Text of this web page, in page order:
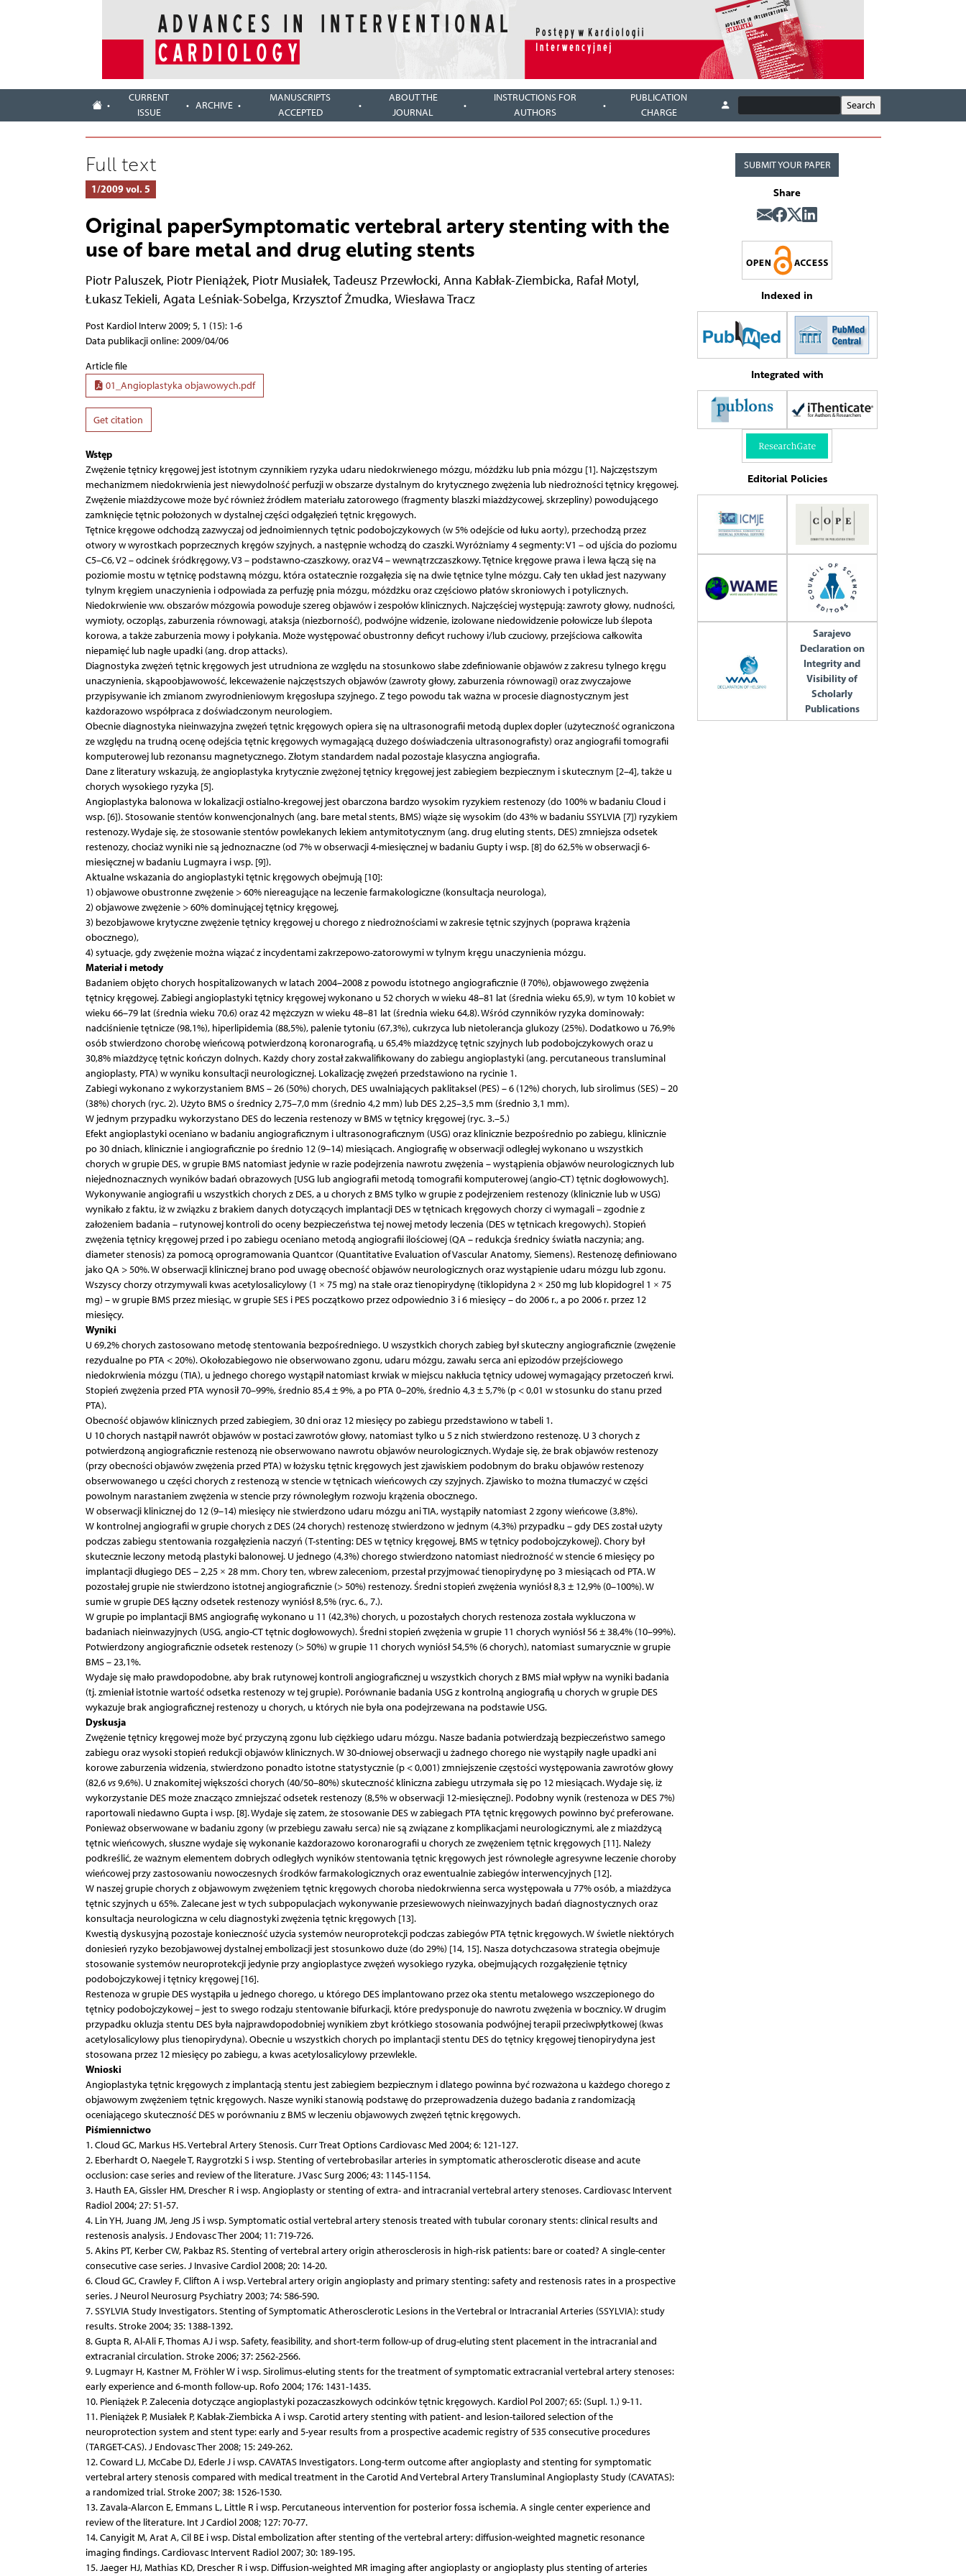
CURRENT
ISSUE
ARCHIVE
MANUSCRIPTS
ACCEPTED
ABOUT THE
JOURNAL
INSTRUCTIONS FOR
AUTHORS
PUBLICATION
CHARGE
Full text
1/2009 vol. 5
Original paperSymptomatic vertebral artery stenting with the
use of bare metal and drug eluting stents
Piotr Paluszek, Piotr Pieniążek, Piotr Musiałek, Tadeusz Przewłocki, Anna Kabłak-Ziembicka, Rafał Motyl,
Łukasz Tekieli, Agata Leśniak-Sobelga, Krzysztof Żmudka, Wiesława Tracz
Post Kardiol Interw 2009; 5, 1 (15): 1-6
Data publikacji online: 2009/04/06
Article file
01_Angioplastyka objawowych.pdf
Get citation
Wstęp
Zwężenie tętnicy kręgowej jest istotnym czynnikiem ryzyka udaru niedokrwienego mózgu, móżdżku lub pnia mózgu [1]. Najczęstszym
mechanizmem niedokrwienia jest niewydolność perfuzji w obszarze dystalnym do krytycznego zwężenia lub niedrożności tętnicy kręgowej.
Zwężenie miażdżycowe może być również źródłem materiału zatorowego (fragmenty blaszki miażdżycowej, skrzepliny) powodującego
zamknięcie tętnic położonych w dystalnej części odgałęzień tętnic kręgowych.
Tętnice kręgowe odchodzą zazwyczaj od jednoimiennych tętnic podobojczykowych (w 5% odejście od łuku aorty), przechodzą przez
otwory w wyrostkach poprzecznych kręgów szyjnych, a następnie wchodzą do czaszki. Wyróżniamy 4 segmenty: V1 – od ujścia do poziomu
C5–C6, V2 – odcinek śródkręgowy, V3 – podstawno-czaszkowy, oraz V4 – wewnątrzczaszkowy. Tętnice kręgowe prawa i lewa łączą się na
poziomie mostu w tętnicę podstawną mózgu, która ostatecznie rozgałęzia się na dwie tętnice tylne mózgu. Cały ten układ jest nazywany
tylnym kręgiem unaczynienia i odpowiada za perfuzję pnia mózgu, móżdżku oraz częściowo płatów skroniowych i potylicznych.
Niedokrwienie ww. obszarów mózgowia powoduje szereg objawów i zespołów klinicznych. Najczęściej występują: zawroty głowy, nudności,
wymioty, oczopląs, zaburzenia równowagi, ataksja (niezborność), podwójne widzenie, izolowane niedowidzenie połowicze lub ślepota
korowa, a także zaburzenia mowy i połykania. Może występować obustronny deficyt ruchowy i/lub czuciowy, przejściowa całkowita
niepamięć lub nagłe upadki (ang. drop attacks).
Diagnostyka zwężeń tętnic kręgowych jest utrudniona ze względu na stosunkowo słabe zdefiniowanie objawów z zakresu tylnego kręgu
unaczynienia, skąpoobjawowość, lekceważenie najczęstszych objawów (zawroty głowy, zaburzenia równowagi) oraz zwyczajowe
przypisywanie ich zmianom zwyrodnieniowym kręgosłupa szyjnego. Z tego powodu tak ważna w procesie diagnostycznym jest
każdorazowo współpraca z doświadczonym neurologiem.
Obecnie diagnostyka nieinwazyjna zwężeń tętnic kręgowych opiera się na ultrasonografii metodą duplex dopler (użyteczność ograniczona
ze względu na trudną ocenę odejścia tętnic kręgowych wymagającą dużego doświadczenia ultrasonografisty) oraz angiografii tomografii
komputerowej lub rezonansu magnetycznego. Złotym standardem nadal pozostaje klasyczna angiografia.
Dane z literatury wskazują, że angioplastyka krytycznie zwężonej tętnicy kręgowej jest zabiegiem bezpiecznym i skutecznym [2–4], także u
chorych wysokiego ryzyka [5].
Angioplastyka balonowa w lokalizacji ostialno-kregowej jest obarczona bardzo wysokim ryzykiem restenozy (do 100% w badaniu Cloud i
wsp. [6]). Stosowanie stentów konwencjonalnych (ang. bare metal stents, BMS) wiąże się wysokim (do 43% w badaniu SSYLVIA [7]) ryzykiem
restenozy. Wydaje się, że stosowanie stentów powlekanych lekiem antymitotycznym (ang. drug eluting stents, DES) zmniejsza odsetek
restenozy, chociaż wyniki nie są jednoznaczne (od 7% w obserwacji 4-miesięcznej w badaniu Gupty i wsp. [8] do 62,5% w obserwacji 6-
miesięcznej w badaniu Lugmayra i wsp. [9]).
Aktualne wskazania do angioplastyki tętnic kręgowych obejmują [10]:
1) objawowe obustronne zwężenie > 60% niereagujące na leczenie farmakologiczne (konsultacja neurologa),
2) objawowe zwężenie > 60% dominującej tętnicy kręgowej,
3) bezobjawowe krytyczne zwężenie tętnicy kręgowej u chorego z niedrożnościami w zakresie tętnic szyjnych (poprawa krążenia
obocznego),
4) sytuacje, gdy zwężenie można wiązać z incydentami zakrzepowo-zatorowymi w tylnym kręgu unaczynienia mózgu.
Materiał i metody
Badaniem objęto chorych hospitalizowanych w latach 2004–2008 z powodu istotnego angiograficznie (ł 70%), objawowego zwężenia
tętnicy kręgowej. Zabiegi angioplastyki tętnicy kręgowej wykonano u 52 chorych w wieku 48–81 lat (średnia wieku 65,9), w tym 10 kobiet w
wieku 66–79 lat (średnia wieku 70,6) oraz 42 mężczyzn w wieku 48–81 lat (średnia wieku 64,8). Wśród czynników ryzyka dominowały:
nadciśnienie tętnicze (98,1%), hiperlipidemia (88,5%), palenie tytoniu (67,3%), cukrzyca lub nietolerancja glukozy (25%). Dodatkowo u 76,9%
osób stwierdzono chorobę wieńcową potwierdzoną koronarografią, u 65,4% miażdżycę tętnic szyjnych lub podobojczykowych oraz u
30,8% miażdżycę tętnic kończyn dolnych. Każdy chory został zakwalifikowany do zabiegu angioplastyki (ang. percutaneous transluminal
angioplasty, PTA) w wyniku konsultacji neurologicznej. Lokalizację zwężeń przedstawiono na rycinie 1.
Zabiegi wykonano z wykorzystaniem BMS – 26 (50%) chorych, DES uwalniających paklitaksel (PES) – 6 (12%) chorych, lub sirolimus (SES) – 20
(38%) chorych (ryc. 2). Użyto BMS o średnicy 2,75–7,0 mm (średnio 4,2 mm) lub DES 2,25–3,5 mm (średnio 3,1 mm).
W jednym przypadku wykorzystano DES do leczenia restenozy w BMS w tętnicy kręgowej (ryc. 3.–5.)
Efekt angioplastyki oceniano w badaniu angiograficznym i ultrasonograficznym (USG) oraz klinicznie bezpośrednio po zabiegu, klinicznie
po 30 dniach, klinicznie i angiograficznie po średnio 12 (9–14) miesiącach. Angiografię w obserwacji odległej wykonano u wszystkich
chorych w grupie DES, w grupie BMS natomiast jedynie w razie podejrzenia nawrotu zwężenia – wystąpienia objawów neurologicznych lub
niejednoznacznych wyników badań obrazowych [USG lub angiografii metodą tomografii komputerowej (angio-CT) tętnic dogłowowych].
Wykonywanie angiografii u wszystkich chorych z DES, a u chorych z BMS tylko w grupie z podejrzeniem restenozy (klinicznie lub w USG)
wynikało z faktu, iż w związku z brakiem danych dotyczących implantacji DES w tętnicach kręgowych chorzy ci wymagali – zgodnie z
założeniem badania – rutynowej kontroli do oceny bezpieczeństwa tej nowej metody leczenia (DES w tętnicach kregowych). Stopień
zwężenia tętnicy kręgowej przed i po zabiegu oceniano metodą angiografii ilościowej (QA – redukcja średnicy światła naczynia; ang.
diameter stenosis) za pomocą oprogramowania Quantcor (Quantitative Evaluation of Vascular Anatomy, Siemens). Restenozę definiowano
jako QA > 50%. W obserwacji klinicznej brano pod uwagę obecność objawów neurologicznych oraz wystąpienie udaru mózgu lub zgonu.
Wszyscy chorzy otrzymywali kwas acetylosalicylowy (1 × 75 mg) na stałe oraz tienopirydynę (tiklopidyna 2 × 250 mg lub klopidogrel 1 × 75
mg) – w grupie BMS przez miesiąc, w grupie SES i PES początkowo przez odpowiednio 3 i 6 miesięcy – do 2006 r., a po 2006 r. przez 12
miesięcy.
Wyniki
U 69,2% chorych zastosowano metodę stentowania bezpośredniego. U wszystkich chorych zabieg był skuteczny angiograficznie (zwężenie
rezydualne po PTA < 20%). Okołozabiegowo nie obserwowano zgonu, udaru mózgu, zawału serca ani epizodów przejściowego
niedokrwienia mózgu (TIA), u jednego chorego wystąpił natomiast krwiak w miejscu nakłucia tętnicy udowej wymagający przetoczeń krwi.
Stopień zwężenia przed PTA wynosił 70–99%, średnio 85,4 ± 9%, a po PTA 0–20%, średnio 4,3 ± 5,7% (p < 0,01 w stosunku do stanu przed
PTA).
Obecność objawów klinicznych przed zabiegiem, 30 dni oraz 12 miesięcy po zabiegu przedstawiono w tabeli 1.
U 10 chorych nastąpił nawrót objawów w postaci zawrotów głowy, natomiast tylko u 5 z nich stwierdzono restenozę. U 3 chorych z
potwierdzoną angiograficznie restenozą nie obserwowano nawrotu objawów neurologicznych. Wydaje się, że brak objawów restenozy
(przy obecności objawów zwężenia przed PTA) w łożysku tętnic kręgowych jest zjawiskiem podobnym do braku objawów restenozy
obserwowanego u części chorych z restenozą w stencie w tętnicach wieńcowych czy szyjnych. Zjawisko to można tłumaczyć w części
powolnym narastaniem zwężenia w stencie przy równoległym rozwoju krążenia obocznego.
W obserwacji klinicznej do 12 (9–14) miesięcy nie stwierdzono udaru mózgu ani TIA, wystąpiły natomiast 2 zgony wieńcowe (3,8%).
W kontrolnej angiografii w grupie chorych z DES (24 chorych) restenozę stwierdzono w jednym (4,3%) przypadku – gdy DES został użyty
podczas zabiegu stentowania rozgałęzienia naczyń (T-stenting: DES w tętnicy kręgowej, BMS w tętnicy podobojczykowej). Chory był
skutecznie leczony metodą plastyki balonowej. U jednego (4,3%) chorego stwierdzono natomiast niedrożność w stencie 6 miesięcy po
implantacji długiego DES – 2,25 × 28 mm. Chory ten, wbrew zaleceniom, przestał przyjmować tienopirydynę po 3 miesiącach od PTA. W
pozostałej grupie nie stwierdzono istotnej angiograficznie (> 50%) restenozy. Średni stopień zwężenia wyniósł 8,3 ± 12,9% (0–100%). W
sumie w grupie DES łączny odsetek restenozy wyniósł 8,5% (ryc. 6., 7.).
W grupie po implantacji BMS angiografię wykonano u 11 (42,3%) chorych, u pozostałych chorych restenoza została wykluczona w
badaniach nieinwazyjnych (USG, angio-CT tętnic dogłowowych). Średni stopień zwężenia w grupie 11 chorych wyniósł 56 ± 38,4% (10–99%).
Potwierdzony angiograficznie odsetek restenozy (> 50%) w grupie 11 chorych wyniósł 54,5% (6 chorych), natomiast sumarycznie w grupie
BMS – 23,1%.
Wydaje się mało prawdopodobne, aby brak rutynowej kontroli angiograficznej u wszystkich chorych z BMS miał wpływ na wyniki badania
(tj. zmieniał istotnie wartość odsetka restenozy w tej grupie). Porównanie badania USG z kontrolną angiografią u chorych w grupie DES
wykazuje brak angiograficznej restenozy u chorych, u których nie była ona podejrzewana na podstawie USG.
Dyskusja
Zwężenie tętnicy kręgowej może być przyczyną zgonu lub ciężkiego udaru mózgu. Nasze badania potwierdzają bezpieczeństwo samego
zabiegu oraz wysoki stopień redukcji objawów klinicznych. W 30-dniowej obserwacji u żadnego chorego nie wystąpiły nagłe upadki ani
korowe zaburzenia widzenia, stwierdzono ponadto istotne statystycznie (p < 0,001) zmniejszenie częstości występowania zawrotów głowy
(82,6vs9,6%). U znakomitej większości chorych (40/50–80%) skuteczność kliniczna zabiegu utrzymała się po 12 miesiącach. Wydaje się, iż
wykorzystanie DES może znacząco zmniejszać odsetek restenozy (8,5% w obserwacji 12-miesięcznej). Podobny wynik (restenoza w DES 7%)
raportowali niedawno Gupta i wsp. [8]. Wydaje się zatem, że stosowanie DES w zabiegach PTA tętnic kręgowych powinno być preferowane.
Ponieważ obserwowane w badaniu zgony (w przebiegu zawału serca) nie są związane z komplikacjami neurologicznymi, ale z miażdżycą
tętnic wieńcowych, słuszne wydaje się wykonanie każdorazowo koronarografii u chorych ze zwężeniem tętnic kręgowych [11]. Należy
podkreślić, że ważnym elementem dobrych odległych wyników stentowania tętnic kręgowych jest równoległe agresywne leczenie choroby
wieńcowej przy zastosowaniu nowoczesnych środków farmakologicznych oraz ewentualnie zabiegów interwencyjnych [12].
W naszej grupie chorych z objawowym zwężeniem tętnic kręgowych choroba niedokrwienna serca występowała u 77% osób, a miażdżyca
tętnic szyjnych u 65%. Zalecane jest w tych subpopulacjach wykonywanie przesiewowych nieinwazyjnych badań diagnostycznych oraz
konsultacja neurologiczna w celu diagnostyki zwężenia tętnic kręgowych [13].
Kwestią dyskusyjną pozostaje konieczność użycia systemów neuroprotekcji podczas zabiegów PTA tętnic kręgowych. W świetle niektórych
doniesień ryzyko bezobjawowej dystalnej embolizacji jest stosunkowo duże (do 29%) [14, 15]. Nasza dotychczasowa strategia obejmuje
stosowanie systemów neuroprotekcji jedynie przy angioplastyce zwężeń wysokiego ryzyka, obejmujących rozgałęzienie tętnicy
podobojczykowej i tętnicy kręgowej [16].
Restenoza w grupie DES wystąpiła u jednego chorego, u którego DES implantowano przez oka stentu metalowego wszczepionego do
tętnicy podobojczykowej – jest to swego rodzaju stentowanie bifurkacji, które predysponuje do nawrotu zwężenia w bocznicy. W drugim
przypadku okluzja stentu DES była najprawdopodobniej wynikiem zbyt krótkiego stosowania podwójnej terapii przeciwpłytkowej (kwas
acetylosalicylowy plus tienopirydyna). Obecnie u wszystkich chorych po implantacji stentu DES do tętnicy kręgowej tienopirydyna jest
stosowana przez 12 miesięcy po zabiegu, a kwas acetylosalicylowy przewlekle.
Wnioski
Angioplastyka tętnic kręgowych z implantacją stentu jest zabiegiem bezpiecznym i dlatego powinna być rozważona u każdego chorego z
objawowym zwężeniem tętnic kręgowych. Nasze wyniki stanowią podstawę do przeprowadzenia dużego badania z randomizacją
oceniającego skuteczność DES w porównaniu z BMS w leczeniu objawowych zwężeń tętnic kręgowych.
Piśmiennictwo
1. Cloud GC, Markus HS. Vertebral Artery Stenosis. Curr Treat Options Cardiovasc Med 2004; 6: 121-127.
2. Eberhardt O, Naegele T, Raygrotzki S i wsp. Stenting of vertebrobasilar arteries in symptomatic atherosclerotic disease and acute
occlusion: case series and review of the literature. J Vasc Surg 2006; 43: 1145-1154.
3. Hauth EA, Gissler HM, Drescher R i wsp. Angioplasty or stenting of extra- and intracranial vertebral artery stenoses. Cardiovasc Intervent
Radiol 2004; 27: 51-57.
4. Lin YH, Juang JM, Jeng JS i wsp. Symptomatic ostial vertebral artery stenosis treated with tubular coronary stents: clinical results and
restenosis analysis. J Endovasc Ther 2004; 11: 719-726.
5. Akins PT, Kerber CW, Pakbaz RS. Stenting of vertebral artery origin atherosclerosis in high-risk patients: bare or coated? A single-center
consecutive case series. J Invasive Cardiol 2008; 20: 14-20.
6. Cloud GC, Crawley F, Clifton A i wsp. Vertebral artery origin angioplasty and primary stenting: safety and restenosis rates in a prospective
series. J Neurol Neurosurg Psychiatry 2003; 74: 586-590.
7. SSYLVIA Study Investigators. Stenting of Symptomatic Atherosclerotic Lesions in the Vertebral or Intracranial Arteries (SSYLVIA): study
results. Stroke 2004; 35: 1388-1392.
8. Gupta R, Al-Ali F, Thomas AJ i wsp. Safety, feasibility, and short-term follow-up of drug-eluting stent placement in the intracranial and
extracranial circulation. Stroke 2006; 37: 2562-2566.
9. Lugmayr H, Kastner M, Fröhler W i wsp. Sirolimus-eluting stents for the treatment of symptomatic extracranial vertebral artery stenoses:
early experience and 6-month follow-up. Rofo 2004; 176: 1431-1435.
10. Pieniążek P. Zalecenia dotyczące angioplastyki pozaczaszkowych odcinków tętnic kręgowych. Kardiol Pol 2007; 65: (Supl. 1.) 9-11.
11. Pieniążek P, Musiałek P, Kabłak-Ziembicka A i wsp. Carotid artery stenting with patient- and lesion-tailored selection of the
neuroprotection system and stent type: early and 5-year results from a prospective academic registry of 535 consecutive procedures
(TARGET-CAS). J Endovasc Ther 2008; 15: 249-262.
12. Coward LJ, McCabe DJ, Ederle J i wsp. CAVATAS Investigators. Long-term outcome after angioplasty and stenting for symptomatic
vertebral artery stenosis compared with medical treatment in the Carotid And Vertebral Artery Transluminal Angioplasty Study (CAVATAS):
a randomized trial. Stroke 2007; 38: 1526-1530.
13. Zavala-Alarcon E, Emmans L, Little R i wsp. Percutaneous intervention for posterior fossa ischemia. A single center experience and
review of the literature. Int J Cardiol 2008; 127: 70-77.
14. Canyigit M, Arat A, Cil BE i wsp. Distal embolization after stenting of the vertebral artery: diffusion-weighted magnetic resonance
imaging findings. Cardiovasc Intervent Radiol 2007; 30: 189-195.
15. Jaeger HJ, Mathias KD, Drescher R i wsp. Diffusion-weighted MR imaging after angioplasty or angioplasty plus stenting of arteries
SUBMIT YOUR PAPER
Share
Indexed in
Integrated with
Editorial Policies
Sarajevo
Declaration on
Integrity and
Visibility of
Scholarly
Publications